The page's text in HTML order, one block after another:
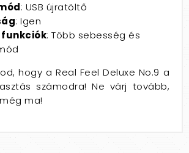
: USB újratöltő
: Igen
funkciók: Több sebesség és
hogy a Real Feel Deluxe No.9 a
számodra! Ne várj tovább,
ma!